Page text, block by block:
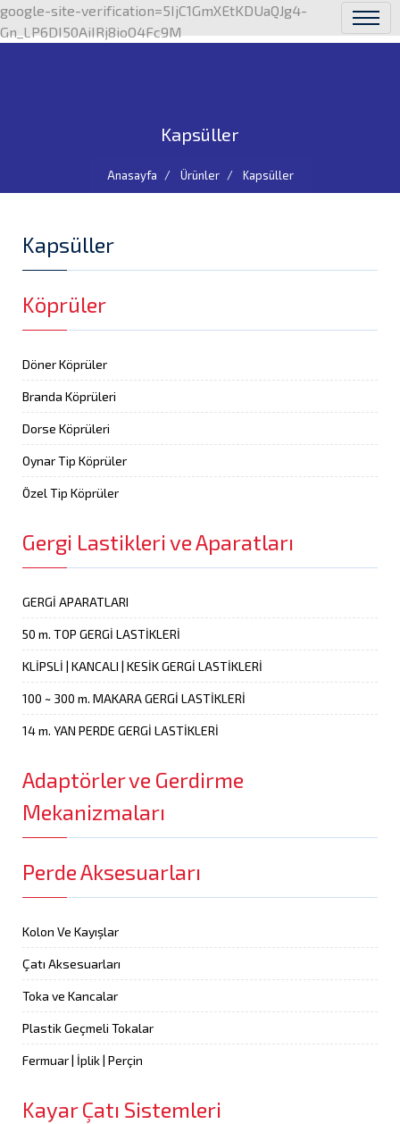
google-site-verification=5IjC1GmXEtKDUaQJg4-
Gn_LP6DI50AiIRj8ioO4Fc9M
Kapsüller
Anasayfa Ürünler Kapsüller
Kapsüller
Köprüler
Döner Köprüler
Branda Köprüleri
Dorse Köprüleri
Oynar Tip Köprüler
Özel Tip Köprüler
Gergi Lastikleri ve Aparatları
GERGİ APARATLARI
50 m. TOP GERGİ LASTİKLERİ
KLİPSLİ | KANCALI | KESİK GERGİ LASTİKLERİ
100 ~ 300 m. MAKARA GERGİ LASTİKLERİ
14 m. YAN PERDE GERGİ LASTİKLERİ
Adaptörler ve Gerdirme
Mekanizmaları
Perde Aksesuarları
Kolon Ve Kayışlar
Çatı Aksesuarları
Toka ve Kancalar
Plastik Geçmeli Tokalar
Fermuar | İplik | Perçin
Kayar Çatı Sistemleri